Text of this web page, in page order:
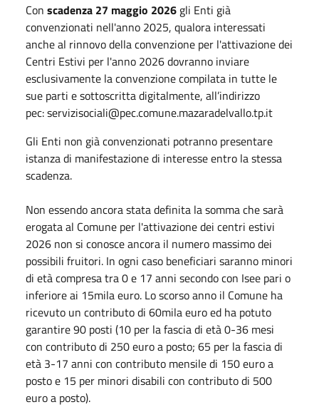
Con scadenza 27 maggio 2026 gli Enti già
convenzionati nell'anno 2025, qualora interessati
anche al rinnovo della convenzione per l'attivazione dei
Centri Estivi per l'anno 2026 dovranno inviare
esclusivamente la convenzione compilata in tutte le
sue parti e sottoscritta digitalmente, all’indirizzo
pec:servizisociali@pec.comune.mazaradelvallo.tp.it
Gli Enti non già convenzionati potranno presentare
istanza di manifestazione di interesse entro la stessa
scadenza.
Non essendo ancora stata definita la somma che sarà
erogata al Comune per l'attivazione dei centri estivi
2026 non si conosce ancora il numero massimo dei
possibili fruitori. In ogni caso beneficiari saranno minori
di età compresa tra 0 e 17 anni secondo con Isee pari o
inferiore ai 15mila euro. Lo scorso anno il Comune ha
ricevuto un contributo di 60mila euro ed ha potuto
garantire 90 posti (10 per la fascia di età 0-36 mesi
con contributo di 250 euro a posto; 65 per la fascia di
età 3-17 anni con contributo mensile di 150 euro a
posto e 15 per minori disabili con contributo di 500
euro a posto).